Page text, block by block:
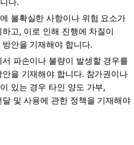
불확실한 사항이나 위험 요소가
고, 이로 인해 진행에 차질이
안을 기재해야 합니다.
파손이나 불량이 발생할 경우를
을 기재해야 합니다. 참가권이나
있는 경우 타인 양도 가부,
및 사용에 관한 정책을 기재해야